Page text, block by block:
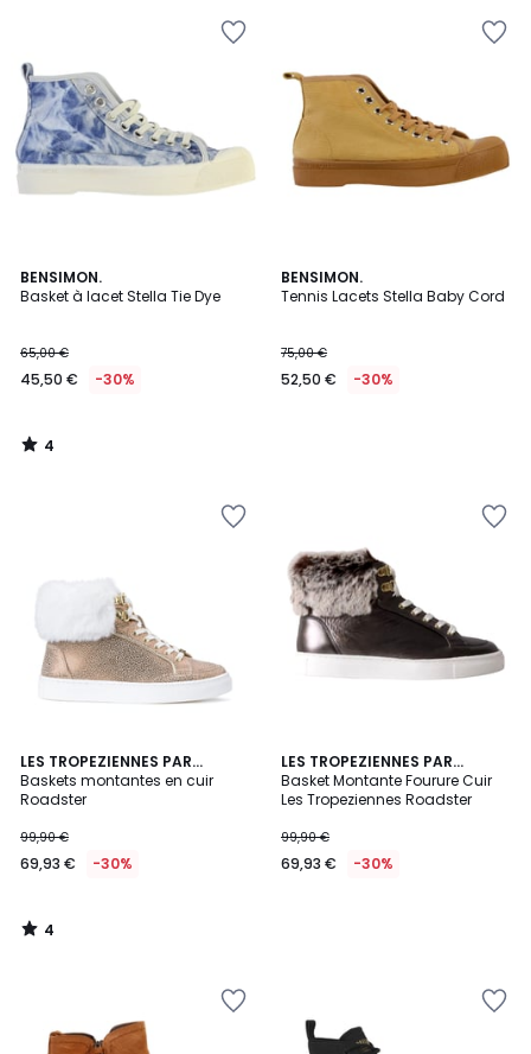
BENSIMON.
Basket à lacet Stella Tie Dye
65,00 €
45,50 € -30%
4
/
4
/
BENSIMON.
Tennis Lacets Stella Baby Cord
75,00 €
52,50 € -30%
LES TROPEZIENNES PAR
M.BELARBI
Baskets montantes en cuir
Roadster
99,90 €
69,93 € -30%
4
/
5
4
/
LES TROPEZIENNES PAR
M.BELARBI
Basket Montante Fourure Cuir
Les Tropeziennes Roadster
99,90 €
69,93 € -30%